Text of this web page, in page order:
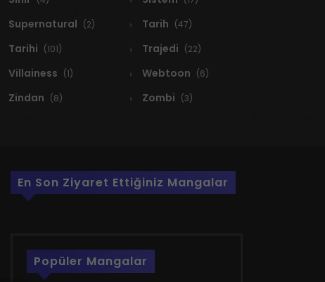
Supernatural (2) Tarih (47)
Tarihi (101) Trajedi (22)
Villainess (1) Webtoon (6)
Zindan (8) Zombi (3)
En Son Ziyaret Ettiğiniz Mangalar
Popüler Mangalar